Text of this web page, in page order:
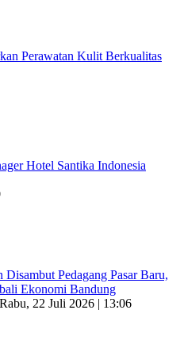
Perawatan Kulit Berkualitas
Hotel Santika Indonesia
Pedagang Pasar Baru,
Ekonomi Bandung
Rabu, 22 Juli 2026 | 13:06